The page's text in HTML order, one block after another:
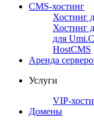
CMS-хостинг
Хостинг
Хостинг
для
HostCMS
Аренда
Услуги
VIP-
Домены